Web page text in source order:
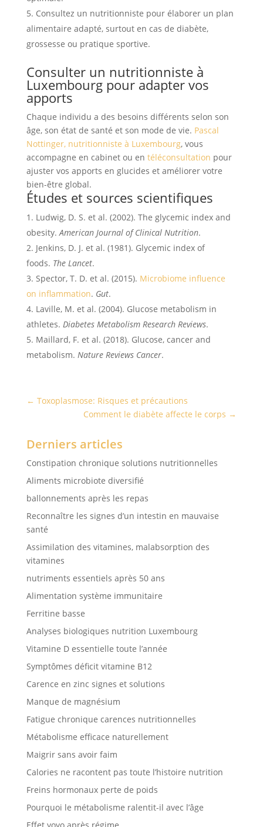
Consultez un nutritionniste pour élaborer un plan
alimentaire adapté, surtout en cas de diabète,
grossesse ou pratique sportive.
Consulter un nutritionniste à
Luxembourg pour adapter vos
apports
Chaque individu a des besoins différents selon son
âge, son état de santé et son mode de vie. Pascal
Nottinger, nutritionniste à Luxembourg, vous
accompagne en cabinet ou en téléconsultation pour
ajuster vos apports en glucides et améliorer votre
bien-être global.
Études et sources scientifiques
Ludwig, D. S. et al. (2002). The glycemic index and
obesity. American Journal of Clinical Nutrition.
Jenkins, D. J. et al. (1981). Glycemic index of
foods. The Lancet.
Spector, T. D. et al. (2015). Microbiome influence
on inflammation. Gut.
Laville, M. et al. (2004). Glucose metabolism in
athletes. Diabetes Metabolism Research Reviews.
Maillard, F. et al. (2018). Glucose, cancer and
metabolism. Nature Reviews Cancer.
← Toxoplasmose: Risques et précautions
Comment le diabète affecte le corps →
Derniers articles
Constipation chronique solutions nutritionnelles
Aliments microbiote diversifié
ballonnements après les repas
Reconnaître les signes d’un intestin en mauvaise
santé
Assimilation des vitamines, malabsorption des
vitamines
nutriments essentiels après 50 ans
Alimentation système immunitaire
Ferritine basse
Analyses biologiques nutrition Luxembourg
Vitamine D essentielle toute l’année
Symptômes déficit vitamine B12
Carence en zinc signes et solutions
Manque de magnésium
Fatigue chronique carences nutritionnelles
Métabolisme efficace naturellement
Maigrir sans avoir faim
Calories ne racontent pas toute l’histoire nutrition
Freins hormonaux perte de poids
Pourquoi le métabolisme ralentit-il avec l’âge
Effet yoyo après régime